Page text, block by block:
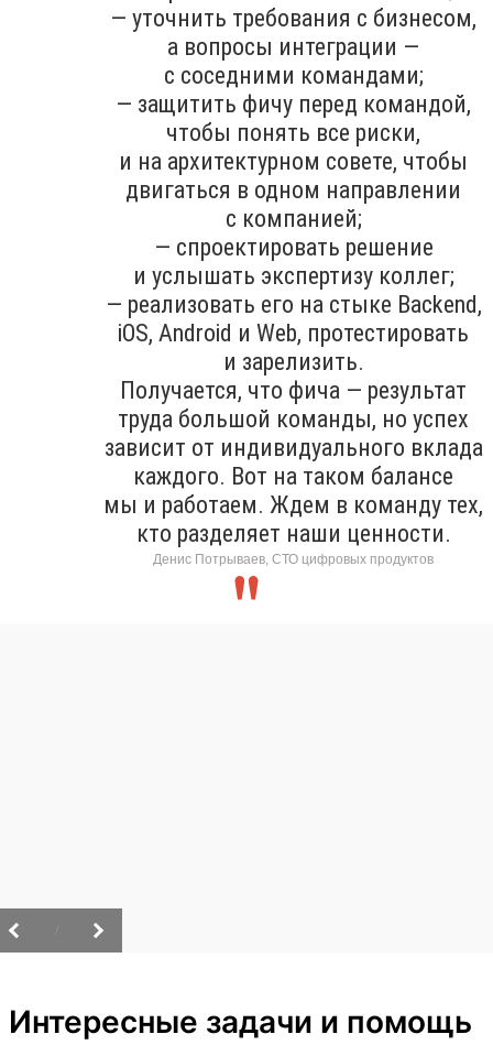
— уточнить требования с бизнесом,
а вопросы интеграции —
с соседними командами;
— защитить фичу перед командой,
чтобы понять все риски,
и на архитектурном совете, чтобы
двигаться в одном направлении
с компанией;
— спроектировать решение
и услышать экспертизу коллег;
— реализовать его на стыке Backend,
iOS, Android и Web, протестировать
и зарелизить.
Получается, что фича — результат
труда большой команды, но успех
зависит от индивидуального вклада
каждого. Вот на таком балансе
мы и работаем. Ждем в команду тех,
кто разделяет наши ценности.
Денис Потрываев, СТО цифровых продуктов
Интересные задачи и помощь